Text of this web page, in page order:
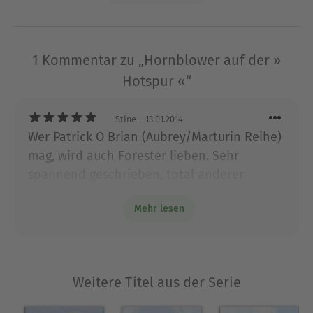
1966 starb.
Ausblenden
1 Kommentar zu „Hornblower auf der »
Hotspur «“
Stine – 13.01.2014
Wer Patrick O Brian (Aubrey/Marturin Reihe)
mag, wird auch Forester lieben. Sehr
recht ein Klassiker der nautischen Literatur.
Mehr lesen
Weitere Titel aus der Serie